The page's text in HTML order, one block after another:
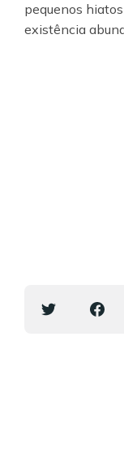
pequenos
existência